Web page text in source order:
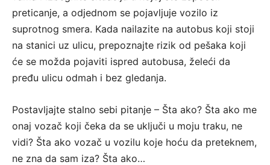
preticanje, a odjednom se pojavljuje vozilo iz
suprotnog smera. Kada nailazite na autobus koji stoji
na stanici uz ulicu, prepoznajte rizik od pešaka koji
će se možda pojaviti ispred autobusa, želeći da
pređu ulicu odmah i bez gledanja.
Postavljajte stalno sebi pitanje – Šta ako? Šta ako me
onaj vozač koji čeka da se uključi u moju traku, ne
vidi? Šta ako vozač u vozilu koje hoću da preteknem,
ne zna da sam iza? Šta ako…